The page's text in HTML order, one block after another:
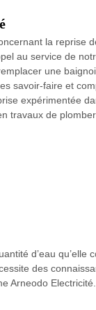
la reprise
au service de
une
savoir-faire et
expérimentée
travaux de
d’eau qu’elle
des
Arneodo Electricité.